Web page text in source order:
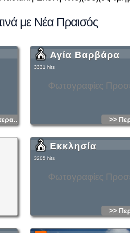
με Νέα Πραισός
Φωτογραφίες
Αγία Βαρβάρα
3331 hits
>>
Φωτογραφίες
Εκκλησία
3205 hits
>>